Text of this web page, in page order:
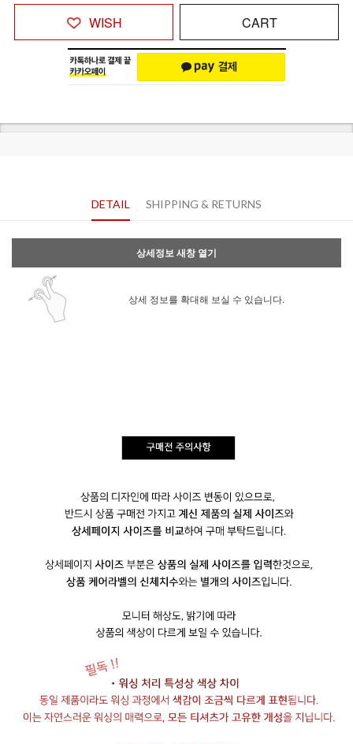
WISH CART
DETAIL SHIPPING & RETURNS
상세정보 새창 열기
상세 정보를 확대해 보실 수 있습니다.